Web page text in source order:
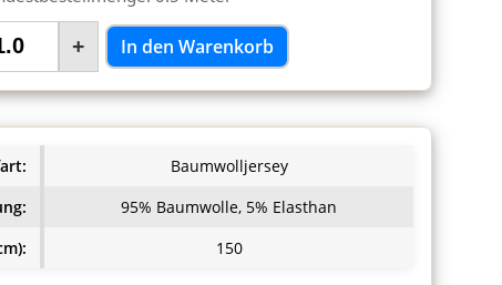
+ In den Warenkorb
Baumwolljersey
95% Baumwolle, 5% Elasthan
150